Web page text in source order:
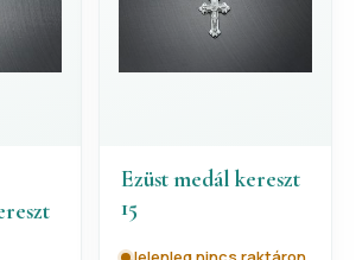
Ezüst medál kereszt
15